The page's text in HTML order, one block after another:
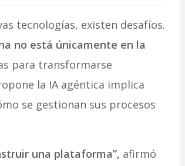
tecnologías, existen desafíos.
no está únicamente en la
para transformarse
la IA agéntica implica
se gestionan sus procesos
una plataforma”, afirmó